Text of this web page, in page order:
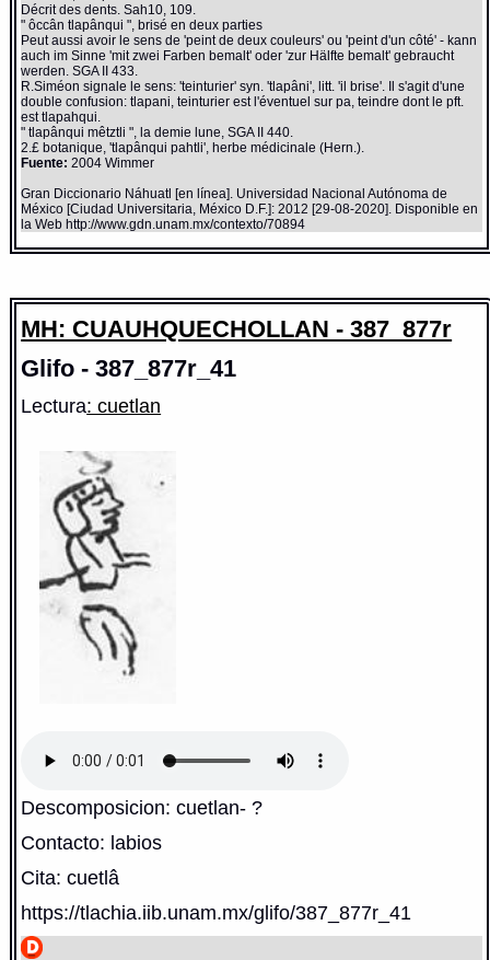
Décrit des dents. Sah10, 109.
" ôccân tlapânqui ", brisé en deux parties
Peut aussi avoir le sens de 'peint de deux couleurs' ou 'peint d'un côté' - kann
auch im Sinne 'mit zwei Farben bemalt' oder 'zur Hälfte bemalt' gebraucht
werden. SGA II 433.
R.Siméon signale le sens: 'teinturier' syn. 'tlapâni', litt. 'il brise'. Il s'agit d'une
double confusion: tlapani, teinturier est l'éventuel sur pa, teindre dont le pft.
est tlapahqui.
" tlapânqui mêtztli ", la demie lune, SGA II 440.
2.£ botanique, 'tlapânqui pahtli', herbe médicinale (Hern.).
Fuente: 2004 Wimmer
Gran Diccionario Náhuatl [en línea]. Universidad Nacional Autónoma de
México [Ciudad Universitaria, México D.F.]: 2012 [29-08-2020]. Disponible en
la Web http://www.gdn.unam.mx/contexto/70894
MH: CUAUHQUECHOLLAN - 387_877r
Glifo - 387_877r_41
Lectura: cuetlan
Descomposicion: cuetlan- ?
Contacto: labios
Cita: cuetlâ
https://tlachia.iib.unam.mx/glifo/387_877r_41